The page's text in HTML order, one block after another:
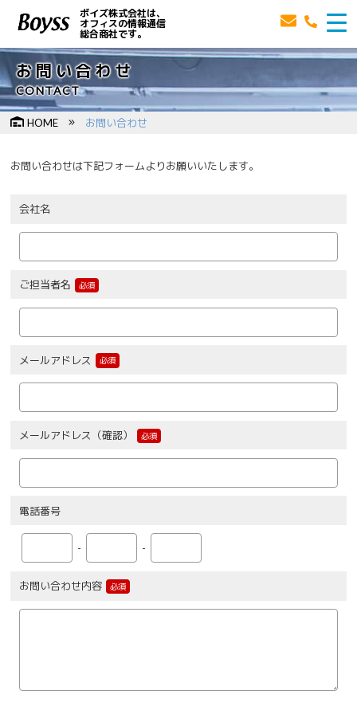
ボイズ株式会社は、
オフィスの情報通信
総合商社です。
お問い合わせ
CONTACT
HOME お問い合わせ
お問い合わせは下記フォームよりお願いいたします。
会社名
ご担当者名 必須
メールアドレス 必須
メールアドレス（確認） 必須
電話番号
- -
お問い合わせ内容 必須